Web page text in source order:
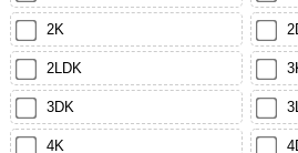
2K
2LDK
3DK
4K